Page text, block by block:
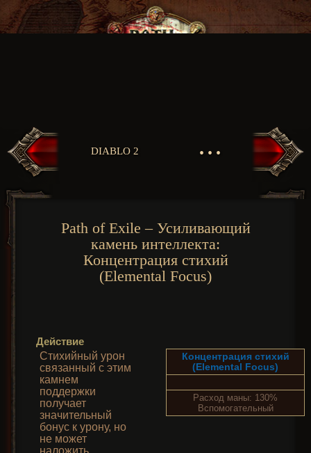
DIABLO 2 • • •
Path of Exile – Усиливающий
камень интеллекта:
Концентрация стихий
(Elemental Focus)
Действие
Стихийный урон
связанный с этим
камнем
поддержки
получает
значительный
бонус к урону, но
не может
наложить
Концентрация стихий
(Elemental Focus)
Расход маны: 130%
Вспомогательный